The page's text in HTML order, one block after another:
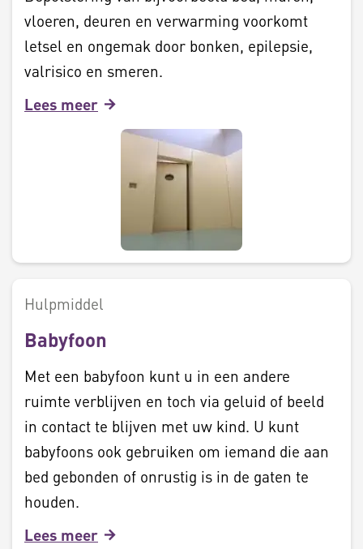
vloeren, deuren en verwarming voorkomt
letsel en ongemak door bonken, epilepsie,
valrisico en smeren.
Lees meer
Hulpmiddel
Babyfoon
Met een babyfoon kunt u in een andere
ruimte verblijven en toch via geluid of beeld
in contact te blijven met uw kind. U kunt
babyfoons ook gebruiken om iemand die aan
bed gebonden of onrustig is in de gaten te
houden.
Lees meer